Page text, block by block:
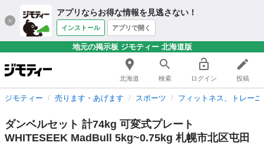
アプリならお得な情報を見逃さない！
インストール アプリで開く
地元の掲示板 ジモティー 北海道版
北海道 検索 ログイン 投稿
ジモティー 売ります・あげます スポーツ フィットネス、トレーニ
ダンベルセット 計74kg 可変式プレート
WHITESEEK MadBull 5kg~0.75kg 札幌市北区屯田